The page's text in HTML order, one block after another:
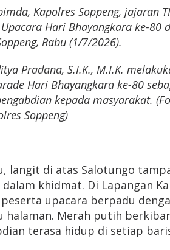
Kapolres Soppeng, jajaran
Hari Bhayangkara ke-80
Rabu (1/7/2026).
Pradana, S.I.K., M.I.K.
Hari Bhayangkara ke-80
kepada masyarakat.
Soppeng)
langit di atas Salotungo
khidmat. Di Lapangan
upacara berpadu
halaman. Merah putih berkibar
terasa hidup di setiap